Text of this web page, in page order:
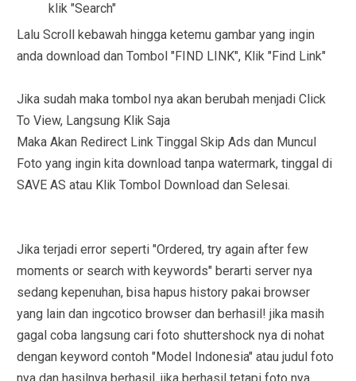
klik "Search"
Lalu Scroll kebawah hingga ketemu gambar yang ingin
anda download dan Tombol "FIND LINK", Klik "Find Link"
Jika sudah maka tombol nya akan berubah menjadi Click
To View, Langsung Klik Saja
Maka Akan Redirect Link Tinggal Skip Ads dan Muncul
Foto yang ingin kita download tanpa watermark, tinggal di
SAVE AS atau Klik Tombol Download dan Selesai.
Jika terjadi error seperti "Ordered, try again after few
moments or search with keywords" berarti server nya
sedang kepenuhan, bisa hapus history pakai browser
yang lain dan ingcotico browser dan berhasil! jika masih
gagal coba langsung cari foto shuttershock nya di nohat
dengan keyword contoh "Model Indonesia" atau judul foto